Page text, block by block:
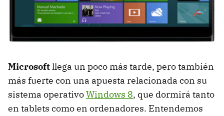
Microsoftllega un poco más tarde, pero también
más fuerte con una apuesta relacionada con su
sistema operativoWindows 8, que dormirá tanto
en tablets como en ordenadores. Entendemos